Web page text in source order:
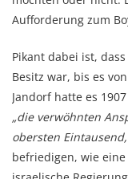
Aufforderung zum
Pikant dabei ist,
Besitz war, bis es
Jandorf hatte es
„die verwöhnten
obersten
befriedigen, wie